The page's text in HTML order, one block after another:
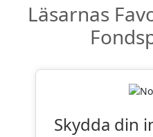
Läsarnas
Skydda din